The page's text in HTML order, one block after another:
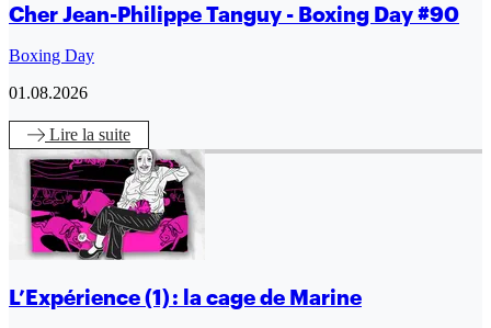
Cher Jean-Philippe Tanguy - Boxing Day #90
Boxing Day
01.08.2026
Lire la suite
L’Expérience (1) : la cage de Marine